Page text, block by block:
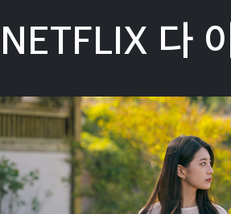
NETFLIX 다